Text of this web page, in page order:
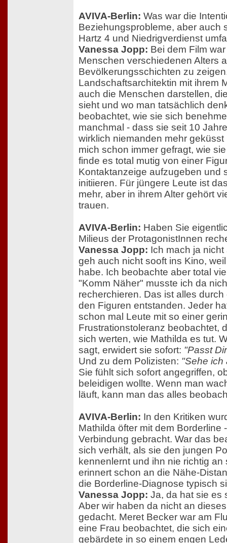
AVIVA-Berlin: Was war die
Beziehungsprobleme, aber auch
Hartz 4 und Niedrigverdienst
Vanessa Jopp: Bei dem Film
Menschen verschiedenen Alters
Bevölkerungsschichten zu
Landschaftsarchitektin mit ihrem
auch die Menschen darstellen,
sieht und wo man tatsächlich
beobachtet, wie sie sich
manchmal - dass sie seit 10
wirklich niemanden mehr
mich schon immer gefragt, wie
finde es total mutig von einer
Kontaktanzeige aufzugeben und
initiieren. Für jüngere Leute ist
mehr, aber in ihrem Alter gehört
trauen.
AVIVA-Berlin: Haben Sie
Milieus der ProtagonistInnen
Vanessa Jopp: Ich mach ja
geh auch nicht sooft ins Kino,
habe. Ich beobachte aber total
"Komm Näher" musste ich da
recherchieren. Das ist alles
den Figuren entstanden. Jeder
schon mal Leute mit so einer
Frustrationstoleranz beobachtet,
sich werten, wie Mathilda es tut.
sagt, erwidert sie sofort: "Passt
Und zu dem Polizisten: "Sehe ich
Sie fühlt sich sofort angegriffen,
beleidigen wollte. Wenn man
läuft, kann man das alles
AVIVA-Berlin: In den Kritiken
Mathilda öfter mit dem Borderline
Verbindung gebracht. War das
sich verhält, als sie den jungen
kennenlernt und ihn nie richtig an
erinnert schon an die Nähe-
die Borderline-Diagnose typisch
Vanessa Jopp: Ja, da hat sie es
Aber wir haben da nicht an
gedacht. Meret Becker war am
eine Frau beobachtet, die sich
gebärdete in so einem engen